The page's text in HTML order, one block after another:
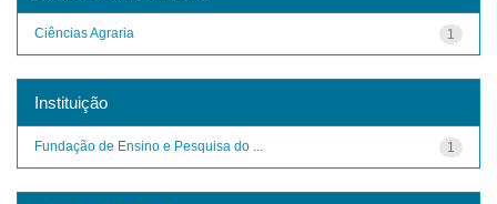
1
Ciências Agraria
Instituição
1
Fundação de Ensino e Pesquisa do ...